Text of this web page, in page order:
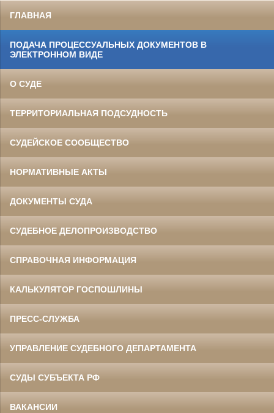
ГЛАВНАЯ
ПОДАЧА ПРОЦЕССУАЛЬНЫХ ДОКУМЕНТОВ В
ЭЛЕКТРОННОМ ВИДЕ
О СУДЕ
ТЕРРИТОРИАЛЬНАЯ ПОДСУДНОСТЬ
СУДЕЙСКОЕ СООБЩЕСТВО
НОРМАТИВНЫЕ АКТЫ
ДОКУМЕНТЫ СУДА
СУДЕБНОЕ ДЕЛОПРОИЗВОДСТВО
СПРАВОЧНАЯ ИНФОРМАЦИЯ
КАЛЬКУЛЯТОР ГОСПОШЛИНЫ
ПРЕСС-СЛУЖБА
УПРАВЛЕНИЕ СУДЕБНОГО ДЕПАРТАМЕНТА
СУДЫ СУБЪЕКТА РФ
ВАКАНСИИ